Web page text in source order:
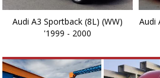
Audi A3 Sportback (8L) (WW)
'1999 - 2000
Audi